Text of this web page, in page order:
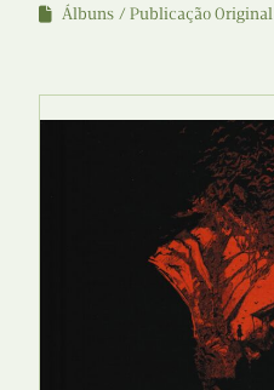
Álbuns Publicação Original